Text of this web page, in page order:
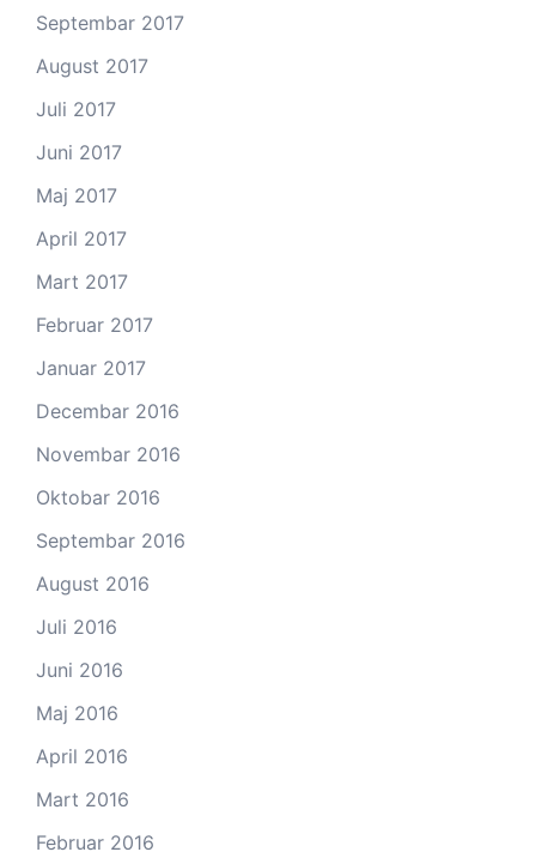
Septembar 2017
August 2017
Juli 2017
Juni 2017
Maj 2017
April 2017
Mart 2017
Februar 2017
Januar 2017
Decembar 2016
Novembar 2016
Oktobar 2016
Septembar 2016
August 2016
Juli 2016
Juni 2016
Maj 2016
April 2016
Mart 2016
Februar 2016